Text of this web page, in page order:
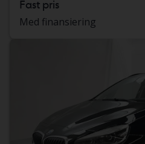
Fast pris
Med finansiering